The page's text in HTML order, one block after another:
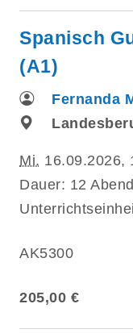
Spanisch
(A1)
Fernanda
Mi. 16.09.2026,
Dauer: 12
AK5300
205,00 €